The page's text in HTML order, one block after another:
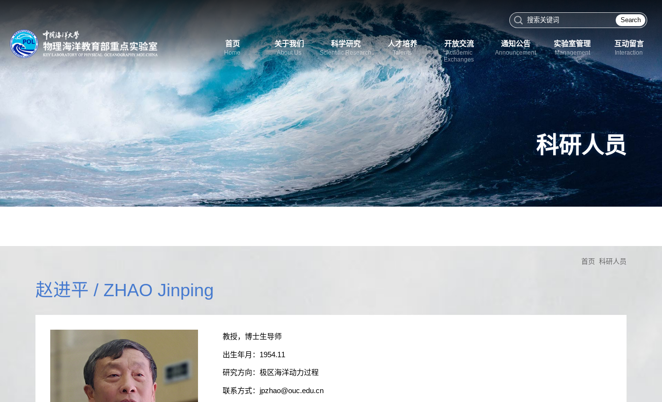
首页
Home
关于我们
About Us
科学研究
Scientific Research
人才培养
Talents
开放交流
Academic
Exchanges
通知公告
Announcement
实验室管理
Management
互动留言
Interaction
Search
科研人员
首页 科研人员
赵进平 / ZHAO Jinping
教授，博士生导师
出生年月： 1954.11
研究方向：极区海洋动力过程
联系方式： jpzhao@ouc.edu.cn